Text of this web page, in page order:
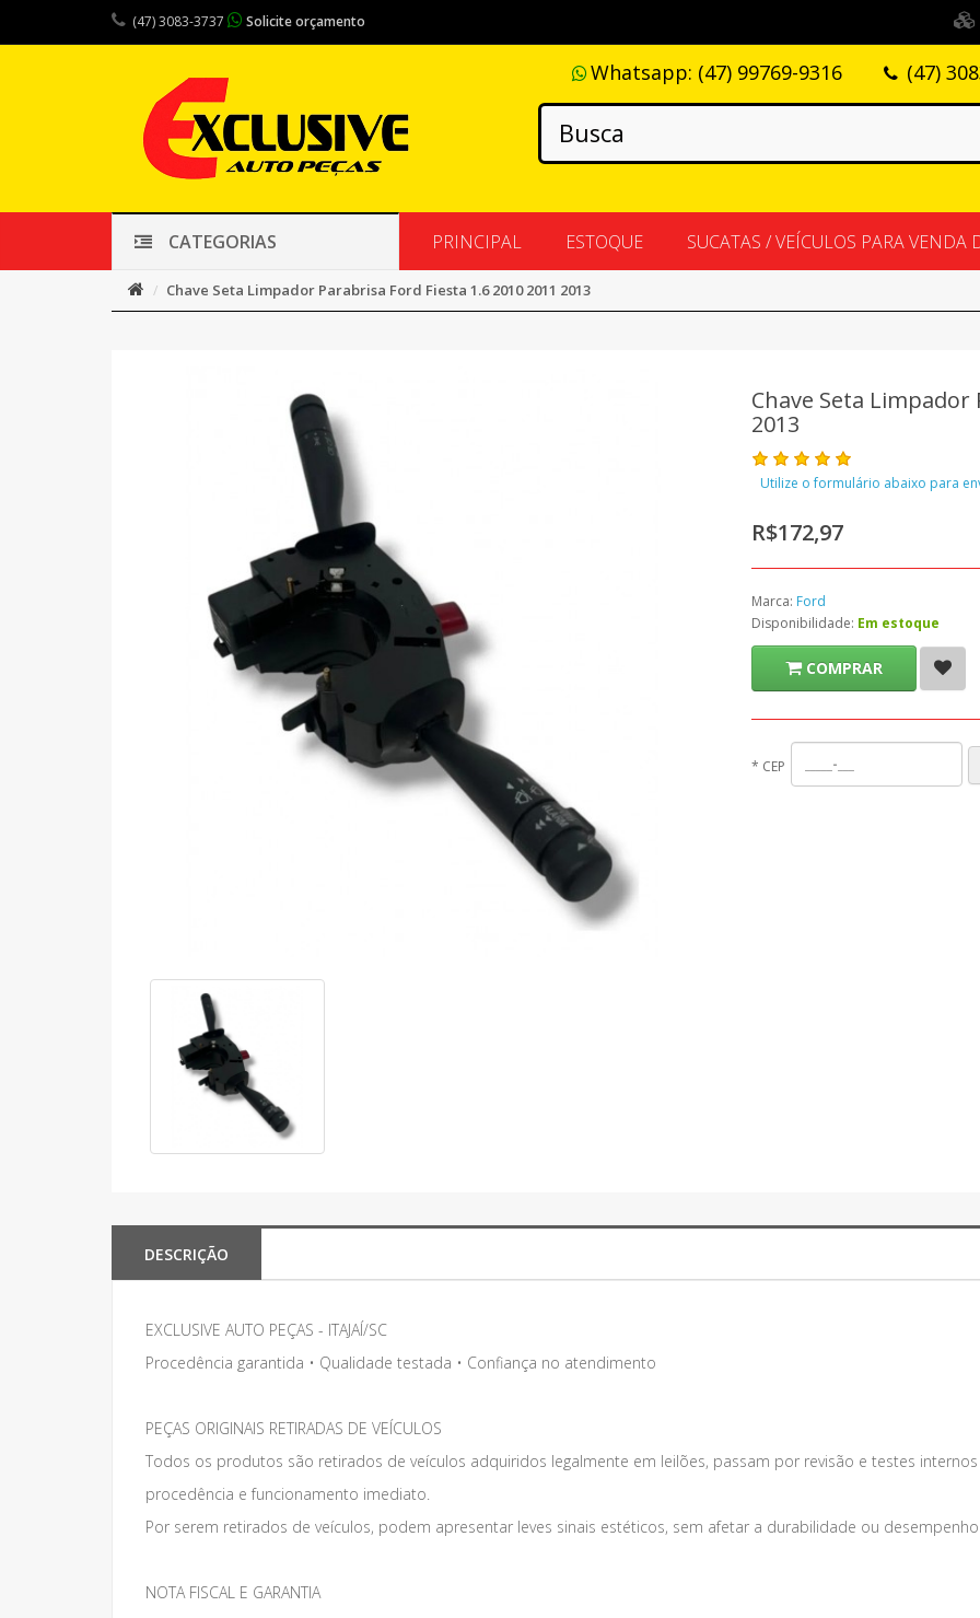
(47) 3083-3737 Solicite orçamento
Whatsapp: (47) 99769-9316 (47)
CATEGORIAS PRINCIPAL ESTOQUE SUCATAS / VEÍCULOS PARA VENDA
Chave Seta Limpador Parabrisa Ford Fiesta 1.6 2010 2011 2013
Chave Seta Limpador
2013
Utilize o formulário abaixo para
R$172,97
Marca: Ford
Disponibilidade: Em estoque
COMPRAR
* CEP
DESCRIÇÃO
EXCLUSIVE AUTO PEÇAS - ITAJAÍ/SC
Procedência garantida • Qualidade testada • Confiança no atendimento
PEÇAS ORIGINAIS RETIRADAS DE VEÍCULOS
Todos os produtos são retirados de veículos adquiridos legalmente em leilões, passam por revisão e testes
procedência e funcionamento imediato.
Por serem retirados de veículos, podem apresentar leves sinais estéticos, sem afetar a durabilidade ou
NOTA FISCAL E GARANTIA